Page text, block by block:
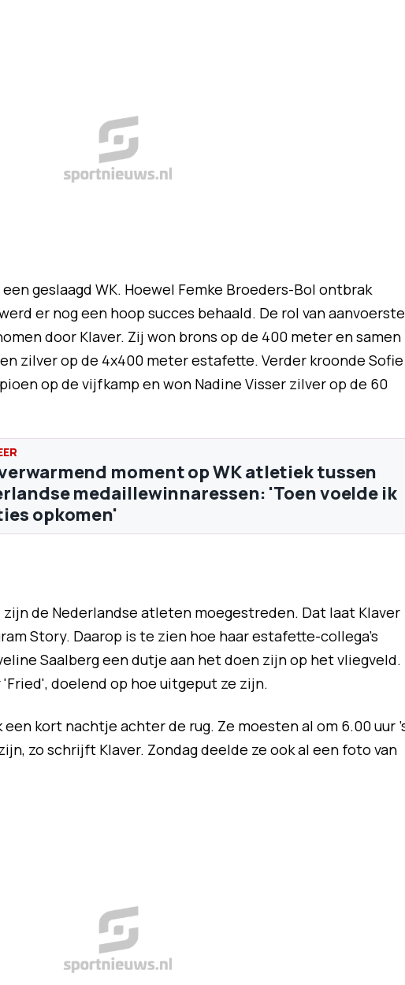
geslaagd WK. Hoewel Femke Broeders-Bol ontbrak
er nog een hoop succes behaald. De rol van
door Klaver. Zij won brons op de 400 meter en samen
zilver op de 4x400 meter estafette. Verder kroonde Sofie
op de vijfkamp en won Nadine Visser zilver op de 60
moment op WK atletiek tussen
medaillewinnaressen: 'Toen voelde ik
opkomen'
zijn de Nederlandse atleten moegestreden. Dat laat Klaver
Story. Daarop is te zien hoe haar estafette-collega's
Saalberg een dutje aan het doen zijn op het vliegveld.
doelend op hoe uitgeput ze zijn.
kort nachtje achter de rug. Ze moesten al om 6.00 uur
zo schrijft Klaver. Zondag deelde ze ook al een foto van